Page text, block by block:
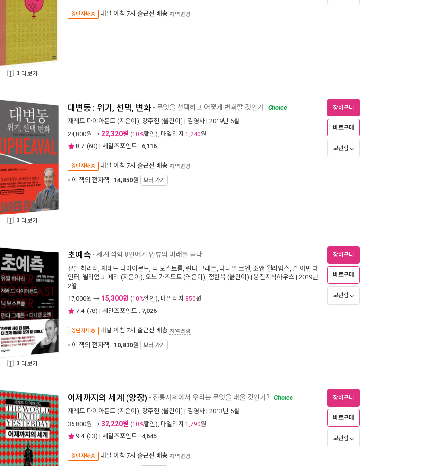
미리보기
양탄자배송 내일 아침 7시 출근전 배송 지역변경
미리보기
대변동 : 위기, 선택, 변화 - 무엇을 선택하고 어떻게 변화할 것인가 Choice
재레드 다이아몬드 (지은이), 강주헌 (옮긴이) | 김영사 | 2019년 6월
24,800원 → 22,320원 (10%할인), 마일리지 1,240원
8.7 (60) | 세일즈포인트 : 6,116
양탄자배송 내일 아침 7시 출근전 배송 지역변경
이 책의 전자책 : 14,850원 보러 가기
장바구니
바로구매
보관함
미리보기
초예측 - 세계 석학 8인에게 인류의 미래를 묻다
유발 하라리 , 재레드 다이아몬드, 닉 보스트롬, 린다 그래튼, 다니엘 코엔, 조앤 윌리엄스, 넬 어빈 페
인터, 윌리엄 J. 페리 (지은이), 오노 가즈모토 (엮은이), 정현옥 (옮긴이) | 웅진지식하우스 | 2019년
2월
17,000원 → 15,300원 (10%할인), 마일리지 850원
7.4 (78) | 세일즈포인트 : 7,026
양탄자배송 내일 아침 7시 출근전 배송 지역변경
이 책의 전자책 : 10,800원 보러 가기
장바구니
바로구매
보관함
어제까지의 세계 (양장) - 전통사회에서 우리는 무엇을 배울 것인가?
Choice
재레드 다이아몬드 (지은이), 강주헌 (옮긴이) | 김영사 | 2013년 5월
35,800원 → 32,220원 (10%할인), 마일리지 1,790원
9.4 (33) | 세일즈포인트 : 4,645
양탄자배송 내일 아침 7시 출근전 배송 지역변경
장바구니
바로구매
보관함